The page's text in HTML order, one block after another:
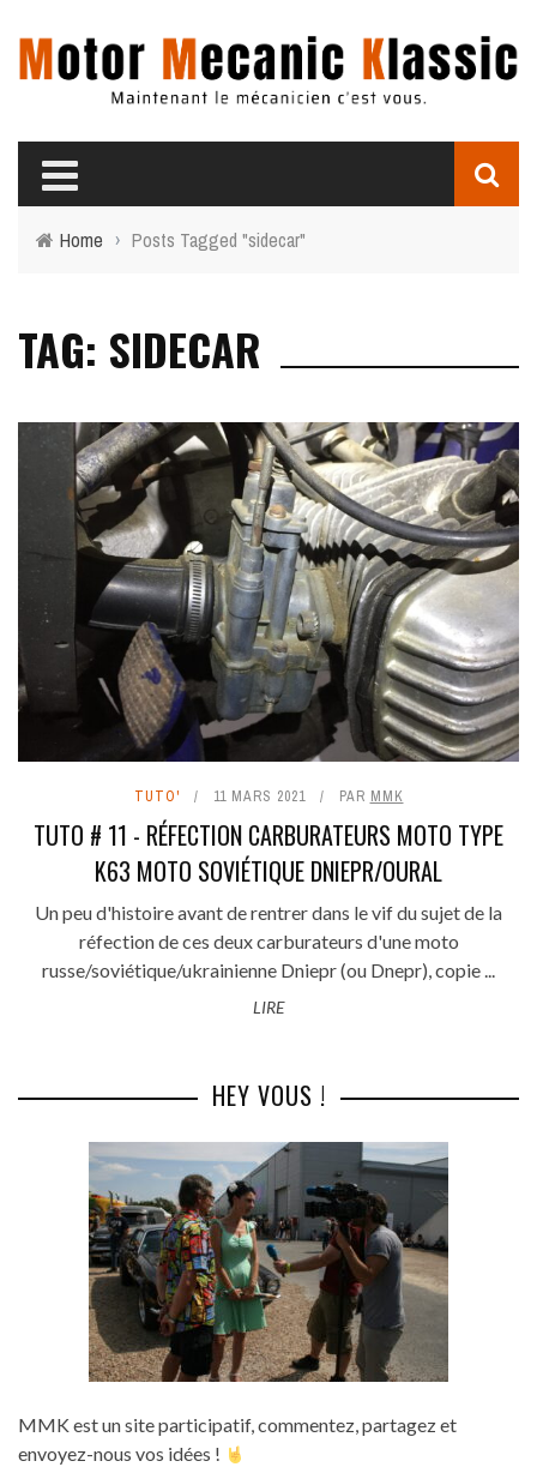
Home › Posts Tagged "sidecar"
TAG: SIDECAR
TUTO' 11 MARS 2021 PAR MMK
TUTO # 11 - RÉFECTION CARBURATEURS MOTO TYPE
K63 MOTO SOVIÉTIQUE DNIEPR/OURAL
Un peu d'histoire avant de rentrer dans le vif du sujet de la
réfection de ces deux carburateurs d'une moto
russe/soviétique/ukrainienne Dniepr (ou Dnepr), copie ...
LIRE
HEY VOUS !
MMK est un site participatif, commentez, partagez et
envoyez-nous vos idées !